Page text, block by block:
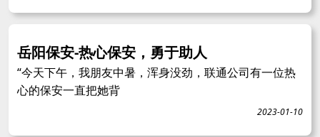
岳阳保安-热心保安，勇于助人
“今天下午，我朋友中暑，浑身没劲，联通公司有一位热
心的保安一直把她背
2023-01-10